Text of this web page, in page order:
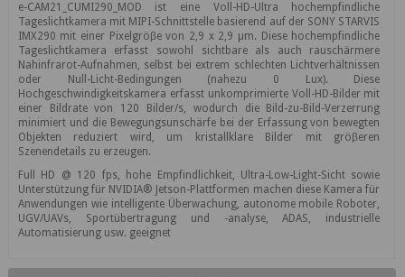
e-CAM21_CUMI290_MOD ist eine Voll-HD-Ultra hochempfindliche
Tageslichtkamera mit MIPI-Schnittstelle basierend auf der SONY STARVIS
IMX290 mit einer Pixelgröβe von 2,9 x 2,9 µm. Diese hochempfindliche
Tageslichtkamera erfasst sowohl sichtbare als auch rauschärmere
Nahinfrarot-Aufnahmen, selbst bei extrem schlechten Lichtverhältnissen
oder Null-Licht-Bedingungen (nahezu 0 Lux). Diese
Hochgeschwindigkeitskamera erfasst unkomprimierte Voll-HD-Bilder mit
einer Bildrate von 120 Bilder/s, wodurch die Bild-zu-Bild-Verzerrung
minimiert und die Bewegungsunschärfe bei der Erfassung von bewegten
Objekten reduziert wird, um kristallklare Bilder mit gröβeren
Szenendetails zu erzeugen.
Full HD @ 120 fps, hohe Empfindlichkeit, Ultra-Low-Light-Sicht sowie
Unterstützung für NVIDIA® Jetson-Plattformen machen diese Kamera für
Anwendungen wie intelligente Überwachung, autonome mobile Roboter,
UGV/UAVs, Sportübertragung und -analyse, ADAS, industrielle
Automatisierung usw. geeignet